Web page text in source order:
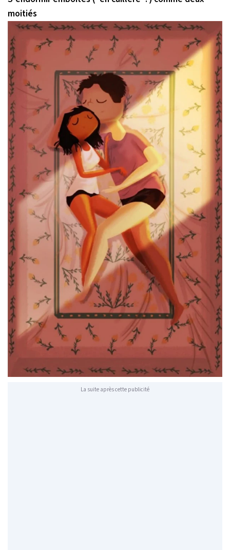
moitiés
La suite après cette publicité